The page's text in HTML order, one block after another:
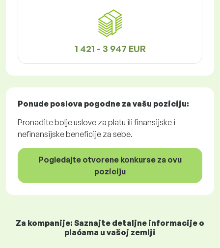
1 421 - 3 947 EUR
Ponude poslova pogodne za vašu poziciju:
Pronađite bolje uslove za platu ili finansijske i
nefinansijske beneficije za sebe.
Pogledajte otvorene konkurse za ovu
poziciju
Za kompanije: Saznajte detaljne informacije o
plaćama u vašoj zemlji